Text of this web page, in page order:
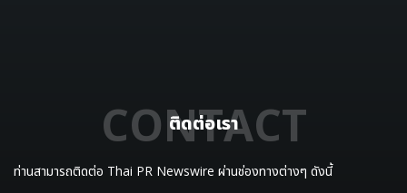
ติดต่อเรา
CONTACT
ท่านสามารถติดต่อ Thai PR Newswire ผ่านช่องทางต่างๆ ดังนี้